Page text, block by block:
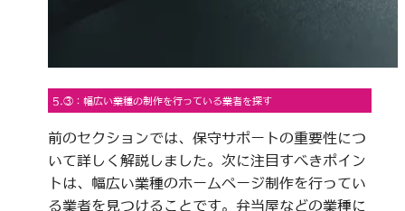
5.③：幅広い業種の制作を行っている業者を探す
前のセクションでは、保守サポートの重要性につ
いて詳しく解説しました。次に注目すべきポイン
トは、幅広い業種のホームページ制作を行ってい
る業者を見つけることです。弁当屋などの業種に